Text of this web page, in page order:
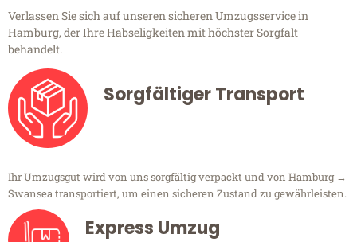
Verlassen Sie sich auf unseren sicheren Umzugsservice in
Hamburg, der Ihre Habseligkeiten mit höchster Sorgfalt
behandelt.
Sorgfältiger Transport
Ihr Umzugsgut wird von uns sorgfältig verpackt und von Hamburg →
Swansea transportiert, um einen sicheren Zustand zu gewährleisten.
Express Umzug